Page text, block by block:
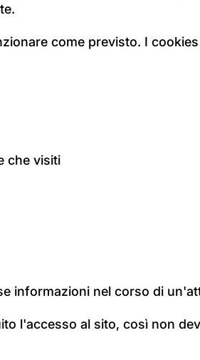
come previsto. I
che visiti
informazioni nel corso di
l'accesso al sito, così non